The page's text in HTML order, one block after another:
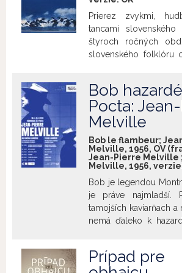
lokáciách. Film mal premiéru 22. apríla
HODÍN ZO ŽIVOTA KLAUNA 24
clown * r. Jean-Pierre Melville *
OV (franc.) + AT Jeden deň v živote
chodia po uliciach a hľadajú
- originálna verzia AT - anglické titulky
Prierez zvykmi,
tancami
štyroch ročných
slovenského folklóru
Uvádzame spolu s
20/1968* r. Štefan
OV (sk)
Bob
Pocta:
Melville
Bob le flambeur;
Melville, 1956, OV
Jean-Pierre Melville
Melville, 1956,
Bob je legendou
je práve najmladší.
tamojších kaviarňach a
nemá ďaleko k
sa dozvie o
Prípad pre